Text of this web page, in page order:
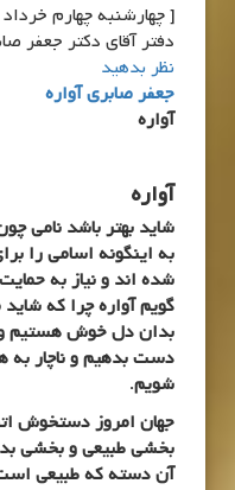
دفتر آقای دکتر جعفر
نظر بدهید
جعفر صابری آواره
آواره
آواره
شاید بهتر باشد نامی
به اینگونه اسامی را
شده اند و نیاز به
گویم آواره چرا که
بدان دل خوش هستیم و
دست بدهیم و ناچار به
شویم.
جهان امروز دستخوش
بخشی طبیعی و بخشی
آن دسته که طبیعی